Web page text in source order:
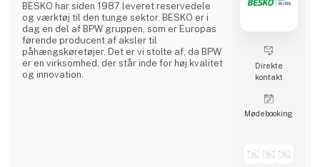
BESKO har siden 1987 leveret reservedele
og værktøj til den tunge sektor. BESKO er i
dag en del af BPW gruppen, som er Europas
førende producent af aksler til
påhængskøretøjer. Det er vi stolte af, da BPW
er en virksomhed, der står inde for høj kvalitet
og innovation.
Direkte
kontakt
Møde­booking